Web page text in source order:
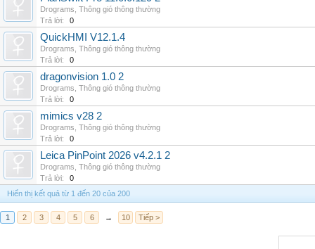
Drograms Thông gió thông thường
Trả lời:
0
QuickHMI V12.1.4
Drograms Thông gió thông thường
Trả lời:
0
dragonvision 1.0 2
Drograms Thông gió thông thường
Trả lời:
0
mimics v28 2
Drograms Thông gió thông thường
Trả lời:
0
Leica PinPoint 2026 v4.2.1 2
Drograms Thông gió thông thường
Trả lời:
0
Hiển thị kết quả từ 1 đến 20 của 200
1 2 3 4 5 6 → 10 Tiếp >